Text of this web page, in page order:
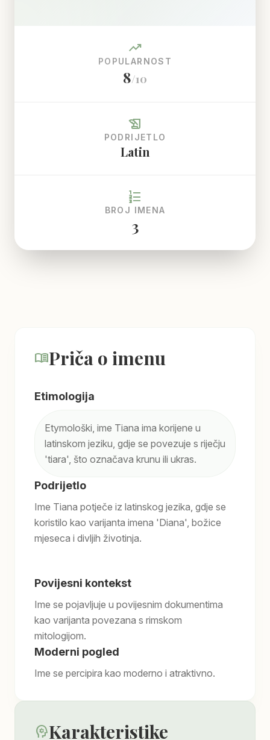
trending_up
POPULARNOST
8/10
history_edu
PODRIJETLO
Latin
format_list_numbered
BROJ IMENA
3
menu_bookPriča o imenu
Etimologija
Etymološki, ime Tiana ima korijene u
latinskom jeziku, gdje se povezuje s riječju
'tiara', što označava krunu ili ukras.
Podrijetlo
Ime Tiana potječe iz latinskog jezika, gdje se
koristilo kao varijanta imena 'Diana', božice
mjeseca i divljih životinja.
Povijesni kontekst
Ime se pojavljuje u povijesnim dokumentima
kao varijanta povezana s rimskom
mitologijom.
Moderni pogled
Ime se percipira kao moderno i atraktivno.
psychologyKarakteristike